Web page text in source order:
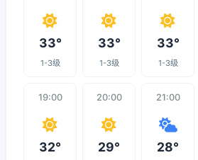
33°
1-3级
33°
1-3级
33°
1-3级
19:00
32°
20:00
29°
21:00
28°